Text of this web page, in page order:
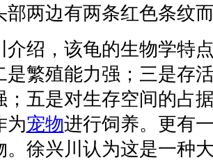
部两边有两条红色条纹
，该龟的生物学特点
是繁殖能力强；三是存
；五是对生存空间的占
为宠物进行饲养。更有
。徐兴川认为这是一种